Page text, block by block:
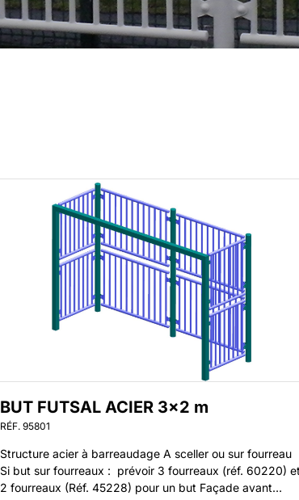
BUT FUTSAL ACIER 3×2 m
RÉF. 95801
Structure acier à barreaudage A sceller ou sur fourreau
Si but sur fourreaux : prévoir 3 fourreaux (réf. 60220) et
2 fourreaux (Réf. 45228) pour un but Façade avant